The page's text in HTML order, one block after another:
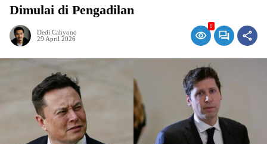
Dimulai di Pengadilan
Dedi Cahyono
29 April 2026
0